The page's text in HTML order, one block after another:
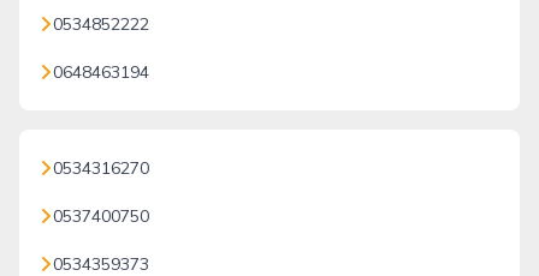
0534852222
0648463194
0534316270
0537400750
0534359373